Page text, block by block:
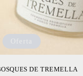
Oferta
DE TREMELLA